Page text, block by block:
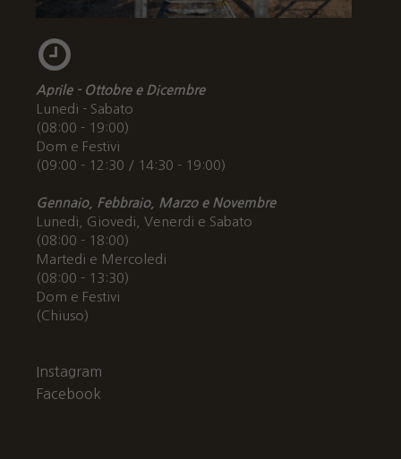
Aprile - Ottobre e Dicembre
Lunedi - Sabato
(08:00 - 19:00)
Dom e Festivi
(09:00 - 12:30 / 14:30 - 19:00)
Gennaio, Febbraio, Marzo e Novembre
Lunedi, Giovedi, Venerdi e Sabato
(08:00 - 18:00)
Martedi e Mercoledi
(08:00 - 13:30)
Dom e Festivi
(Chiuso)
Instagram
Facebook